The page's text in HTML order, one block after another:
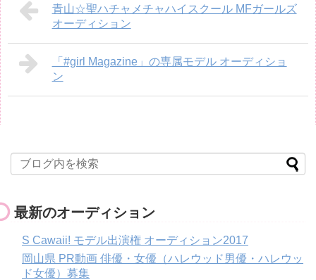
青山☆聖ハチャメチャハイスクール MFガールズ
オーディション
「#girl Magazine」の専属モデル オーディショ
ン
最新のオーディション
S Cawaii! モデル出演権 オーディション2017
岡山県 PR動画 俳優・女優（ハレウッド男優・ハレウッ
ド女優）募集